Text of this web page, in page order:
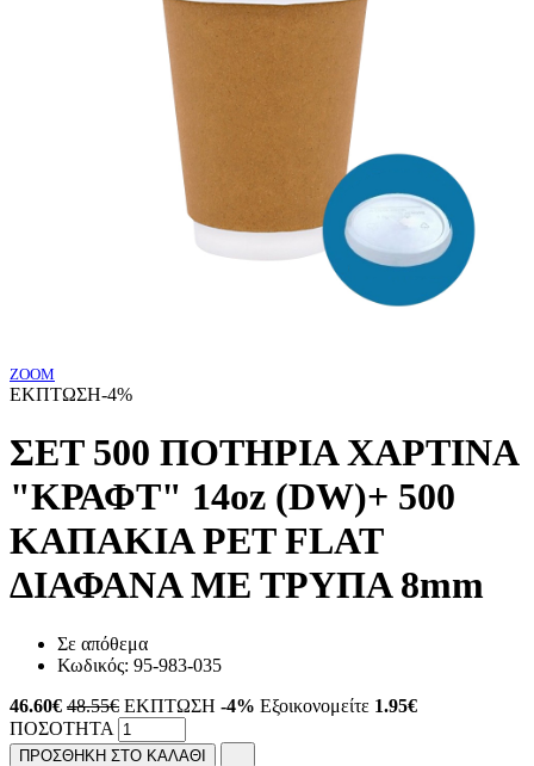
ZOOM
ΕΚΠΤΩΣΗ-4%
ΣΕΤ 500 ΠΟΤΗΡΙΑ ΧΑΡΤΙΝΑ
"ΚΡΑΦΤ" 14oz (DW)+ 500
ΚΑΠΑΚΙΑ PET FLAT
ΔΙΑΦΑΝΑ ΜΕ ΤΡΥΠΑ 8mm
Σε απόθεμα
Κωδικός: 95-983-035
46.60€ 48.55€ ΕΚΠΤΩΣΗ -4% Εξοικονομείτε 1.95€
ΠΟΣΟΤΗΤΑ
ΠΡΟΣΘΗΚΗ ΣΤΟ ΚΑΛΑΘΙ